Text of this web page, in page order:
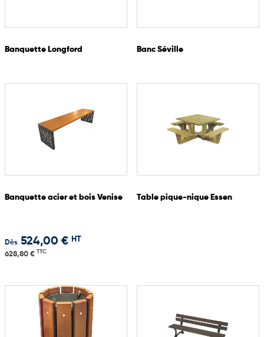
Banquette Longford Banc Séville
Banquette acier et bois Venise
Dès 524,00 € HT
628,80 € TTC
Table pique-nique Essen